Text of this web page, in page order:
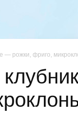
— рожки, фриго,